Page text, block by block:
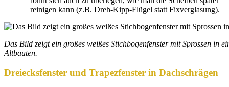
reinigen kann (z.B. Dreh-Kipp-Flügel statt Fixverglasung).
Das Bild zeigt ein großes weißes Stichbogenfenster mit Sprossen in
Altbauten.
Dreiecksfenster und Trapezfenster in Dachschrägen